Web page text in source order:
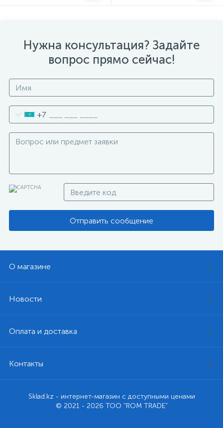
Нужна консультация? Задайте
вопрос прямо сейчас!
+7
Отправить сообщение
О магазине
Новости
Оплата и доставка
Контакты
Sklad.kz - интернет-магазин с доступными ценами
© 2021 - 2026 ТОО "ROM TRADE"